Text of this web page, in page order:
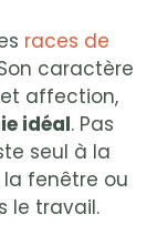
races de
caractère
affection,
idéal. Pas
seul à la
fenêtre ou
le travail.